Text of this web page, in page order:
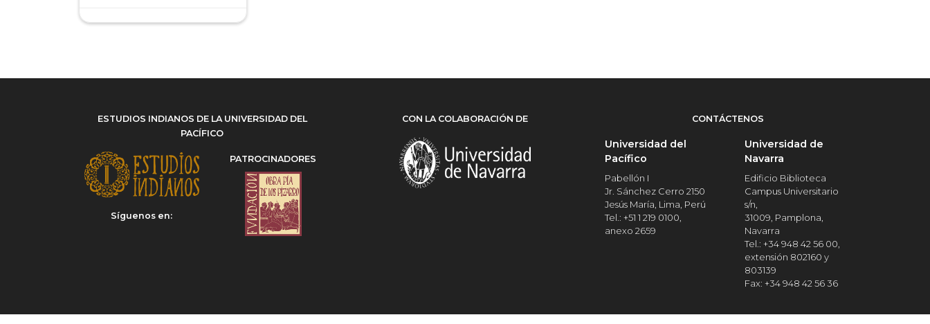
Miguel Donoso (Ed.) (1)
Vozmediano (1)
Rita Valencia Saldivia (1)
Rocío Rodríguez Ferrer (1)
Rodrigo Faúndez Carreño
Silvia Guadalupe Alarcón
Sánchez (1)
Sofía Miranda Valdebenito
ESTUDIOS INDIANOS DE LA UNIVERSIDAD DEL
PACÍFICO
Síguenos en:
PATROCINADORES
CON LA COLABORACIÓN DE CONTÁCTENOS
Universidad del
Pacífico
Pabellón I
Jr. Sánchez Cerro 2150
Jesús María, Lima, Perú
Tel.: +51 1 219 0100,
anexo 2659
Universidad de
Navarra
Edificio Biblioteca
Campus Universitario
s/n,
31009, Pamplona,
Navarra
Tel.: +34 948 42 56 00,
extensión 802160 y
803139
Fax: +34 948 42 56 36